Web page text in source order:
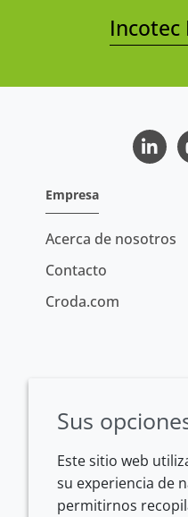
Incotec
Empresa
Acerca de nosotros
Contacto
Croda.com
Sus
Este sitio web
su experiencia de
permitirnos